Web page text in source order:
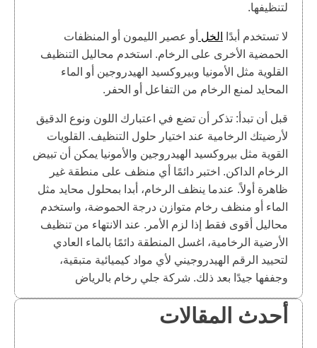
لتنظيفها.
لا تستخدم أبدًا الخل أو عصير الليمون أو المنظفات
الحمضية الأخرى على الرخام. استخدم محاليل التنظيف
القلوية مثل الأمونيا وبيروكسيد الهيدروجين أو الماء
المحايد لمنع الرخام من التفاعل أو الحفر.
قبل أن تبدأ: تذكر أن تضع في اعتبارك اللون ونوع الدقيق
لأرضيتك الرخامية عند اختيار حلول التنظيف. القلويات
القوية مثل بيروكسيد الهيدروجين والأمونيا يمكن أن تبيض
الرخام الداكن. اختبر دائمًا أي منظف على منطقة غير
ظاهرة أولاً. عندما ينظف الرخام، أبدا بمحلول محايد مثل
الماء أو منظف رخام متوازن درجة الحموضة، واستخدم
محاليل أقوى فقط إذا لزم الأمر. عند الانتهاء من تنظيف
الأرضية الرخامية، اغسل المنطقة دائمًا بالماء العادي
لتحييد الرقم الهيدروجيني لأي مواد كيميائية متبقية،
وجففها جيدًا بعد ذلك. شركة جلي رخام بالرياض
أحدث المقالات